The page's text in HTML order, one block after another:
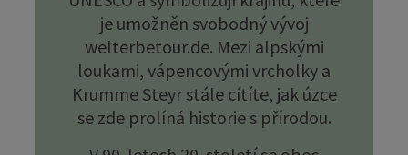
je umožněn svobodný vývoj
welterbetour.de. Mezi alpskými
loukami, vápencovými vrcholky a
Krumme Steyr stále cítíte, jak úzce
se zde prolíná historie s přírodou.